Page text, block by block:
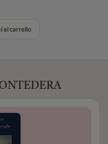
al carrello